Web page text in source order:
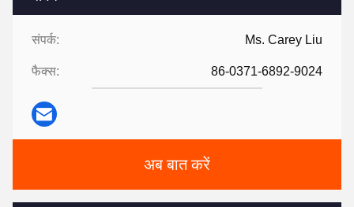
संपर्क: Ms. Carey Liu
फैक्स: 86-0371-6892-9024
अब बात करें